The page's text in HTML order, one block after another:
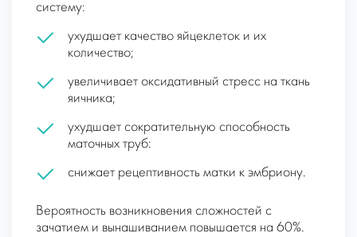
систему:
ухудшает качество яйцеклеток и их
количество;
увеличивает оксидативный стресс на ткань
яичника;
ухудшает сократительную способность
маточных труб:
снижает рецептивность матки к эмбриону.
Вероятность возникновения сложностей с
зачатием и вынашиванием повышается на 60%.